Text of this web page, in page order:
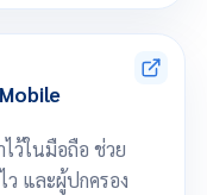
ว้ในมือถือ ช่วย
และผู้ปกครอง